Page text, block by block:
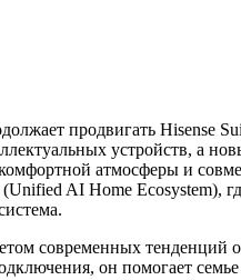
продвигать
устройств, а
атмосферы и
AI Home Ecosystem),
современных
он помогает